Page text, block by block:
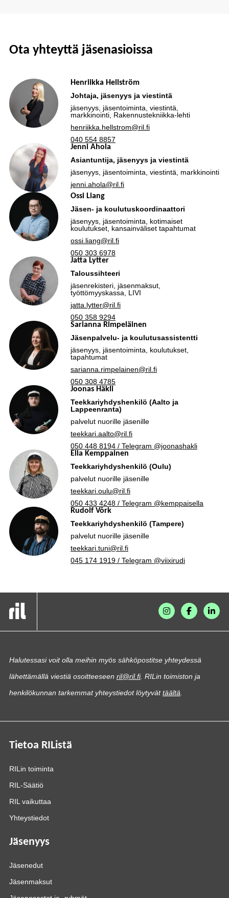
Ota yhteyttä jäsenasioissa
Henriikka Hellström
Johtaja, jäsenyys ja viestintä
jäsenyys, jäsentoiminta, viestintä,
markkinointi, Rakennustekniikka-lehti
henriikka.hellstrom@ril.fi
040 554 8857
Jenni Ahola
Asiantuntija, jäsenyys ja viestintä
jäsenyys, jäsentoiminta, viestintä, markkinointi
jenni.ahola@ril.fi
Ossi Liang
Jäsen- ja koulutuskoordinaattori
jäsenyys, jäsentoiminta, kotimaiset
koulutukset, kansainväliset tapahtumat
ossi.liang@ril.fi
050 303 6978
Jatta Lytter
Taloussihteeri
jäsenrekisteri, jäsenmaksut,
työttömyyskassa, LIVI
jatta.lytter@ril.fi
050 358 9294
Sarianna Rimpeläinen
Jäsenpalvelu- ja koulutusassistentti
jäsenyys, jäsentoiminta, koulutukset,
tapahtumat
sarianna.rimpelainen@ril.fi
050 308 4785
Joonas Häkli
Teekkariyhdyshenkilö (Aalto ja
Lappeenranta)
palvelut nuorille jäsenille
teekkari.aalto@ril.fi
050 448 8194 / Telegram @joonashakli
Ella Kemppainen
Teekkariyhdyshenkilö (Oulu)
palvelut nuorille jäsenille
teekkari.oulu@ril.fi
050 433 4248 / Telegram @kemppaisella
Rudolf Võrk
Teekkariyhdyshenkilö (Tampere)
palvelut nuorille jäsenille
teekkari.tuni@ril.fi
045 174 1919 / Telegram @viixirudi
Halutessasi voit olla meihin myös sähköpostitse yhteydessä
lähettämällä viestiä osoitteeseen ril@ril.fi. RILin toimiston ja
henkilökunnan tarkemmat yhteystiedot löytyvättäältä
Tietoa RIListä
RILin toiminta
RIL-Säätiö
RIL vaikuttaa
Yhteystiedot
Jäsenyys
Jäsenedut
Jäsenmaksut